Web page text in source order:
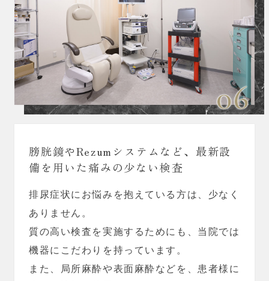
06
膀胱鏡やRezumシステムなど、最新設
備を用いた痛みの少ない検査
排尿症状にお悩みを抱えている方は、少なく
ありません。
質の高い検査を実施するためにも、当院では
機器にこだわりを持っています。
また、局所麻酔や表面麻酔などを、患者様に